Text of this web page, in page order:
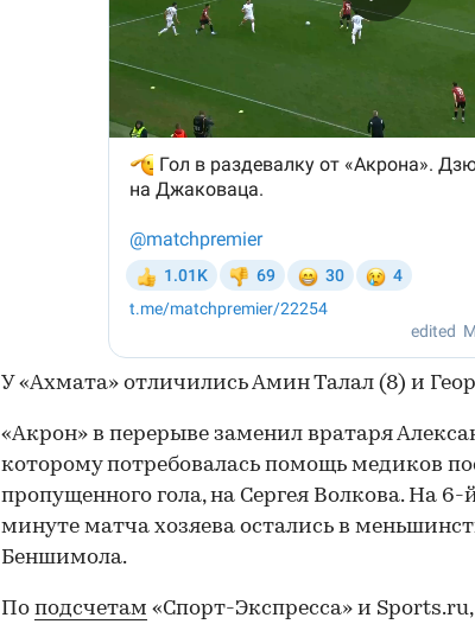
У «Ахмата» отличились Амин Талал (8) и
«Акрон» в перерыве заменил вратаря
которому потребовалась помощь медиков
пропущенного гола, на Сергея Волкова. На
минуте матча хозяева остались в
Беншимола.
По подсчетам «Спорт-Экспресса» и